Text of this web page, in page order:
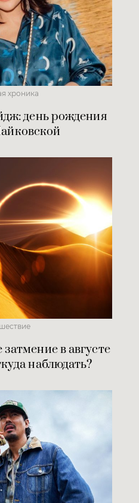
хроника
день рождения
в августе
наблюдать?